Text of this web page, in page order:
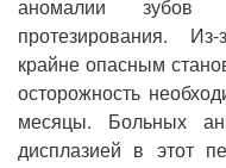
аномалии зубов
протезирования.
крайне опасным
осторожность
месяцы. Больных
дисплазией в этот